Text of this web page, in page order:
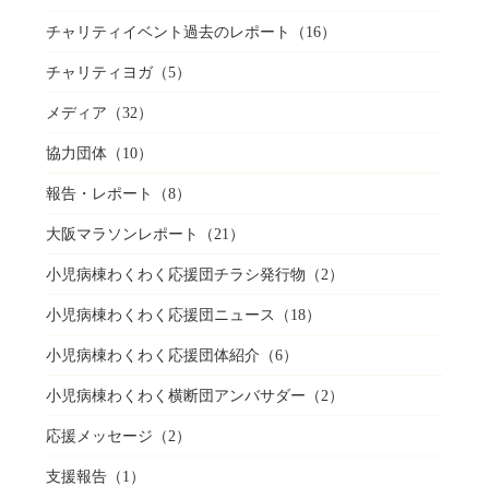
チャリティイベント過去のレポート （16）
チャリティヨガ（5）
メディア （32）
協力団体（10）
報告・レポート （8）
大阪マラソンレポート （21）
小児病棟わくわく応援団チラシ発行物 （2）
小児病棟わくわく応援団ニュース （18）
小児病棟わくわく応援団体紹介 （6）
小児病棟わくわく横断団アンバサダー （2）
応援メッセージ （2）
支援報告（1）